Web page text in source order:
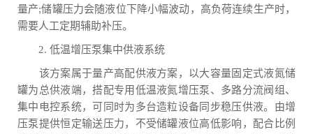
量产;储罐压力会随液位下降小幅波动，高负荷连续生产时，
需要人工定期辅助补压。
2. 低温增压泵集中供液系统
该方案属于量产高配供液方案，以大容量固定式液氮储
罐为总供液端，搭配专用低温液氮增压泵、多路分流阀组、
集中电控系统，可同时为多台造粒设备同步稳压供液。由增
压泵提供恒定输送压力，不受储罐液位高低影响，配合比例